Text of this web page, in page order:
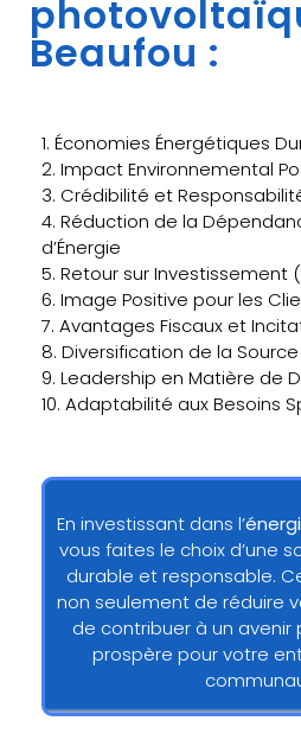
Beaufou :
1. Économies Énergétiques
2. Impact Environnemental
3. Crédibilité et
4. Réduction de la
d’Énergie
5. Retour sur Investissement
6. Image Positive pour les
7. Avantages Fiscaux et
8. Diversification de la Source
9. Leadership en Matière de
10. Adaptabilité aux Besoins
En investissant dans l’
vous faites le choix d’une
durable et responsable.
non seulement de réduire
de contribuer à un avenir
prospère pour votre